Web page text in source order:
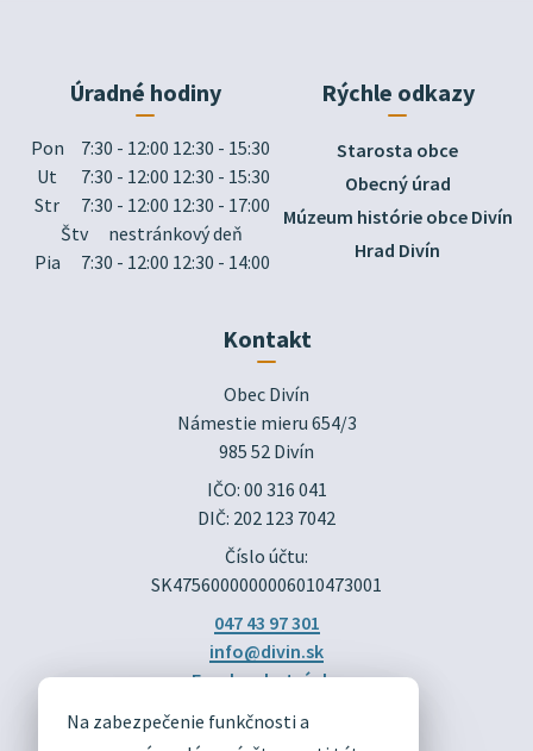
Na zabezpečenie funkčnosti a
Úradné hodiny
Pon
7:30 - 12:00 12:30 - 15:30
Ut
7:30 - 12:00 12:30 - 15:30
Str
7:30 - 12:00 12:30 - 17:00
Štv
nestránkový deň
Pia
7:30 - 12:00 12:30 - 14:00
Rýchle odkazy
Starosta obce
Obecný úrad
Múzeum histórie obce Divín
Hrad Divín
Kontakt
Obec Divín
Námestie mieru 654/3
985 52 Divín
IČO: 00 316 041
DIČ: 202 123 7042
Číslo účtu:
SK4756000000006010473001
047 43 97 301
info@divin.sk
Facebook stránka